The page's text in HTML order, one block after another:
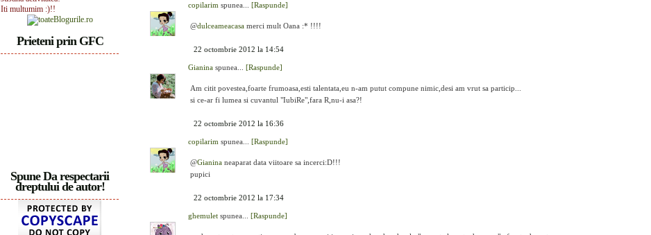
copilarim spunea... [Raspunde]
@dulceameacasa merci mult Oana :* !!!!
22 octombrie 2012 la 14:54
Gianina spunea... [Raspunde]
Am citit povestea,foarte frumoasa,esti talentata,eu n-am putut compune nimic,desi am vrut sa particip...
si ce-ar fi lumea si cuvantul "IubiRe",fara R,nu-i asa?!
22 octombrie 2012 la 16:36
copilarim spunea... [Raspunde]
@Gianina neaparat data viitoare sa incerci:D!!!
pupici
22 octombrie 2012 la 17:34
ghemulet spunea... [Raspunde]
Iti multumim :)!!
Prieteni prin GFC
Spune Da respectarii
dreptului de autor!